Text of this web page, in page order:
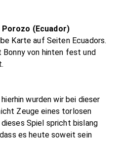
(Ecuador)
Karte auf Seiten Ecuadors.
Bonny von hinten fest und
wurden wir bei dieser
Zeuge eines torlosen
Spiel spricht bislang
es heute soweit sein